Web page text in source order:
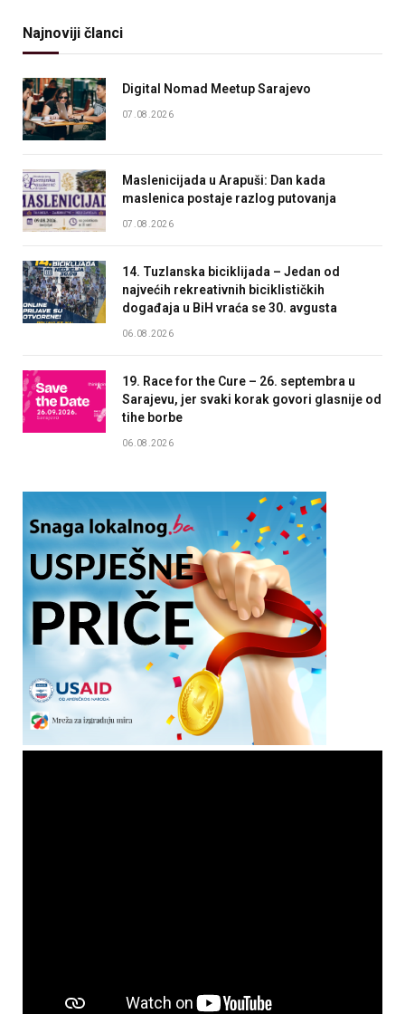
Najnoviji članci
Digital Nomad Meetup Sarajevo
07.08.2026
Maslenicijada u Arapuši: Dan kada
maslenica postaje razlog putovanja
07.08.2026
14. Tuzlanska biciklijada – Jedan od
najvećih rekreativnih biciklističkih
događaja u BiH vraća se 30. avgusta
06.08.2026
19. Race for the Cure – 26. septembra u
Sarajevu, jer svaki korak govori glasnije od
tihe borbe
06.08.2026